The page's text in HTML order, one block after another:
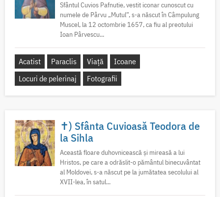
Sfântul Cuvios Pafnutie, vestit iconar cunoscut cu
numele de Pârvu „Mutul”, s-a născut în Câmpulung
Muscel, la 12 octombrie 1657, ca fiu al preotului
Ioan Pârvescu...
Acatist Paraclis Viață
Icoane
Locuri de pelerinaj
Fotografii
✝) Sfânta Cuvioasă Teodora de
la Sihla
Această floare duhovnicească și mireasă a lui
Hristos, pe care a odrăslit-o pământul binecuvântat
al Moldovei, s-a născut pe la jumătatea secolului al
XVII-lea, în satul...